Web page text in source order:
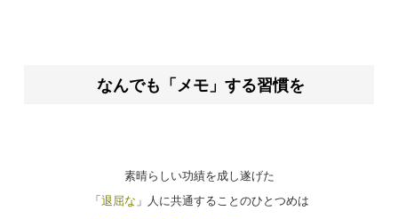
なんでも「メモ」する習慣を
素晴らしい功績を成し遂げた
「 退屈な 」人に共通することのひとつめは